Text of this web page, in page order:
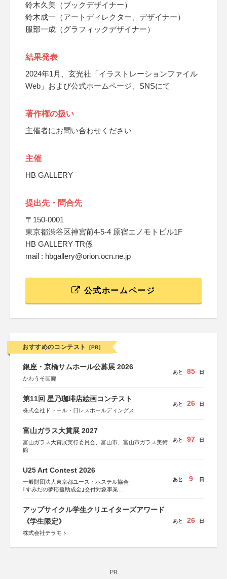
鈴木久美（ブックデザイナー）
鈴木成一（アートディレクター、デザイナー）
服部一成（グラフィックデザイナー）
結果発表
2024年1月、玄光社「イラストレーションファイル
Web」および公式ホームページ、SNSにて
著作権の扱い
主催者にお問い合わせください
主催
HB GALLERY
提出先・問合先
〒150-0001
東京都渋谷区神宮前4-5-4 原宿エノモトビル1F
HB GALLERY TR係
mail : hbgallery@orion.ocn.ne.jp
公式ホームページ
おすすめのコンテスト [PR]
銀座・京橋サムホール公募展 2026
かわうそ画廊
あと 85 日
第11回 星乃珈琲店絵画コンテスト
株式会社ドトール・日レスホールディングス
あと 26 日
富山ガラス大賞展 2027
富山ガラス大賞展実行委員会、富山市、富山市ガラス美術
館
あと 97 日
U25 Art Contest 2026
一般財団法人東京都ユース・ホステル協会
｢すみだの夢応援助成金｣交付対象事業
あと 9 日
アップサイクル学生クリエイターズアワード
《学生限定》
株式会社テラモト
あと 26 日
PR